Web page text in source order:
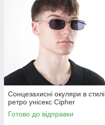
Сонцезахисні окуляри в стилі
ретро унісекс Cipher
Готово до відправки